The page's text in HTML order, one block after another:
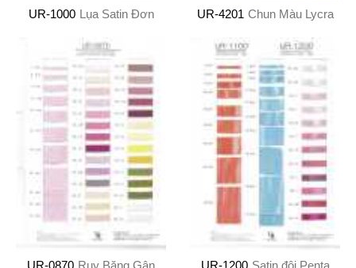
UR-1000 Lụa Satin Đơn UR-4201 Chun Màu Lycra
UR-0870 Ruy Băng Gân
UR-1200 Satin đôi Penta